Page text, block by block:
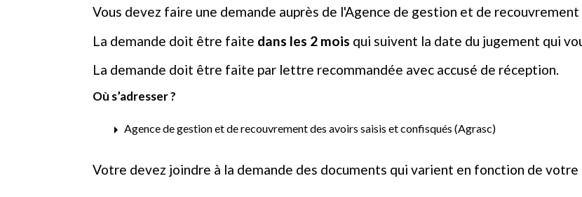
Vous devez faire une demande auprès de l'Agence de gestion et de
La demande doit être faite dans les 2 mois qui suivent la date du jugement qui
La demande doit être faite par lettre recommandée avec accusé de réception.
Où s’adresser ?
arrow_right Agence de gestion et de recouvrement des avoirs saisis et confisqués (Agrasc)
Votre devez joindre à la demande des documents qui varient en fonction de